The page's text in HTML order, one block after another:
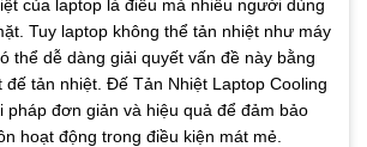
của laptop là điều mà nhiều người dùng
Tuy laptop không thể tản nhiệt như máy
thể dễ dàng giải quyết vấn đề này bằng
đế tản nhiệt. Đế Tản Nhiệt Laptop Cooling
pháp đơn giản và hiệu quả để đảm bảo
hoạt động trong điều kiện mát mẻ.